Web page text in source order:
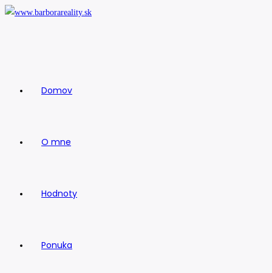
Skip
Domov
O mne
Hodnoty
Ponuka